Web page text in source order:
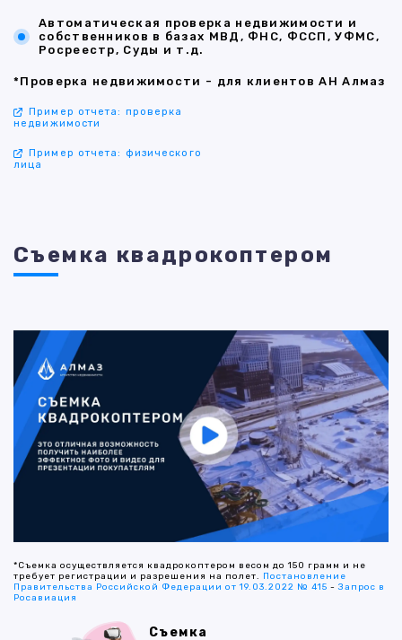
Автоматическая проверка недвижимости и
собственников в базах МВД, ФНС, ФССП, УФМС,
Росреестр, Суды и т.д.
*Проверка недвижимости - для клиентов АН Алмаз
Пример отчета: проверка
недвижимости
Пример отчета: физического
лица
Съемка квадрокоптером
*Съемка осуществляется квадрокоптером весом до 150 грамм и не
требует регистрации и разрешения на полет. Постановление
Правительства Российской Федерации от 19.03.2022 № 415 -Запрос в
Росавиация
Съемка